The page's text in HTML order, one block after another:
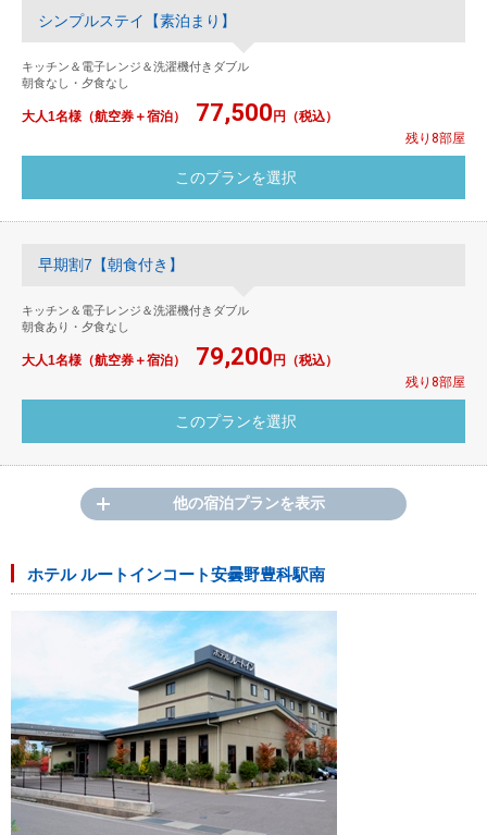
シンプルステイ【素泊まり】
キッチン＆電子レンジ＆洗濯機付きダブル
朝食なし・夕食なし
大人1名様（航空券＋宿泊） 77,500円（税込）
残り8部屋
早期割7【朝食付き】
キッチン＆電子レンジ＆洗濯機付きダブル
朝食あり・夕食なし
大人1名様（航空券＋宿泊） 79,200円（税込）
残り8部屋
他の宿泊プランを表示
ホテル ルートインコート安曇野豊科駅南